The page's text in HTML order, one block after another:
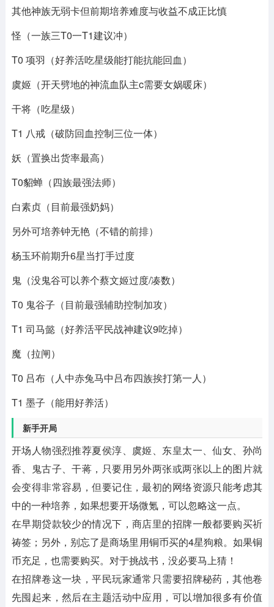
其他神族无弱卡但前期培养难度与收益不成正比慎
怪（一族三T0一T1建议冲）
T0 项羽（好养活吃星级能打能抗能回血）
虞姬（开天劈地的神流血队主c需要女娲暖床）
干将（吃星级）
T1 八戒（破防回血控制三位一体）
妖（置换出货率最高）
T0貂蝉（四族最强法师）
白素贞（目前最强奶妈）
另外可培养钟无艳（不错的前排）
杨玉环前期升6星当打手过度
鬼（没鬼谷可以养个蔡文姬过度/凑数）
T0 鬼谷子（目前最强辅助控制加攻）
T1 司马懿（好养活平民战神建议9吃掉）
魔（拉闸）
T0 吕布（人中赤兔马中吕布四族挨打第一人）
T1 墨子（能用好养活）
新手开局
开场人物强烈推荐夏侯淳、虞姬、东皇太一、仙女、孙尚
香、鬼古子、干蒋，只要用另外两张或两张以上的图片就
会变得非常容易，但要记住，最初的网络资源只能考虑其
中的一种培养，如果想要开场微氪，可以忽略这一点。
在早期贷款较少的情况下，商店里的招牌一般都要购买祈
祷签；另外，别忘了是商场里用铜币买的4星狗粮。如果铜
币充足，也需要购买。对于挑战书，没必要马上猜！
在招牌卷这一块，平民玩家通常只需要招牌秘药，其他卷
先囤起来，然后在主题活动中应用，可以增加很多有价值